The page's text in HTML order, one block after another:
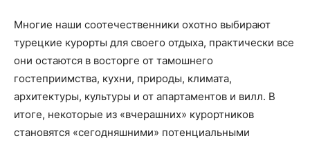
Многие наши соотечественники охотно выбирают
турецкие курорты для своего отдыха, практически все
они остаются в восторге от тамошнего
гостеприимства, кухни, природы, климата,
архитектуры, культуры и от апартаментов и вилл. В
итоге, некоторые из «вчерашних» курортников
становятся «сегодняшними» потенциальными